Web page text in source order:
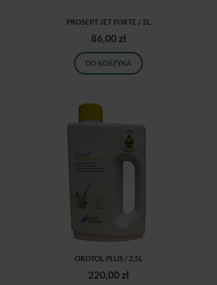
PROSEPT JET FORTE / 2L
86,00 zł
DO KOSZYKA
OROTOL PLUS / 2,5L
220,00 zł